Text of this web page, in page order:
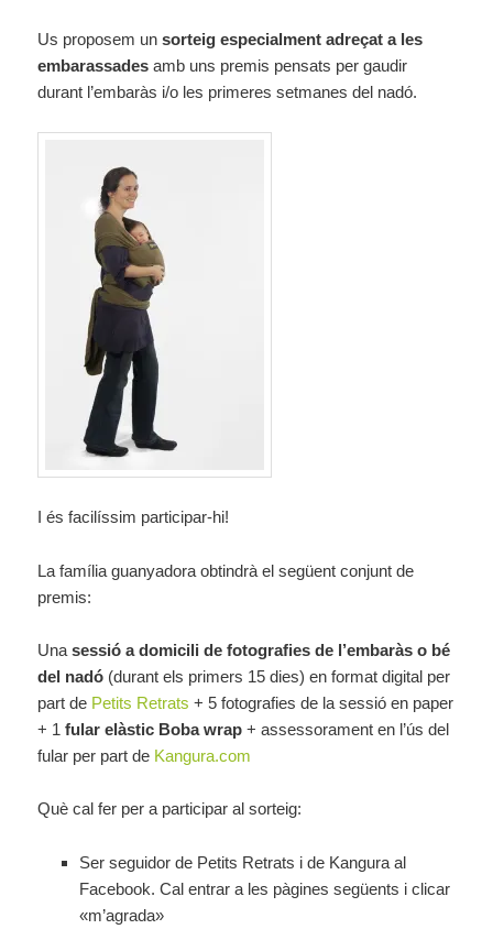
Us proposem unsorteig especialment adreçat a les
embarassades amb uns premis pensats per gaudir
durant l’embaràs i/o les primeres setmanes del nadó.
I és facilíssim participar-hi!
La família guanyadora obtindrà el següent conjunt de
premis:
Unasessió a domicili de fotografies de l’embaràs o bé
del nadó (durant els primers 15 dies) en format digital per
part de Petits Retrats + 5 fotografies de la sessió en paper
+ 1fular elàstic Boba wrap + assessorament en l’ús del
fular per part de Kangura.com
Què cal fer per a participar al sorteig:
Ser seguidor de Petits Retrats i de Kangura al
Facebook. Cal entrar a les pàgines següents i clicar
«m’agrada»